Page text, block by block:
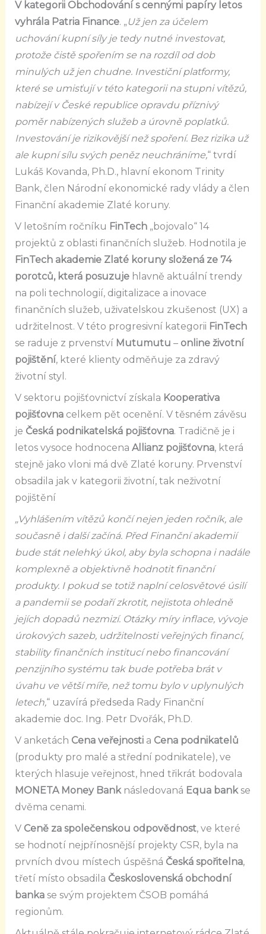
V kategorii Obchodování s cennými papíry letos
vyhrála Patria Finance. „Už jen za účelem
uchování kupní síly je tedy nutné investovat,
protože čistě spořením se na rozdíl od dob
minulých už jen chudne. Investiční platformy,
které se umisťují v této kategorii na stupni vítězů,
nabízejí v České republice opravdu příznivý
poměr nabízených služeb a úrovně poplatků.
Investování je rizikovější než spoření. Bez rizika už
ale kupní sílu svých peněz neuchráníme,“ tvrdí
Lukáš Kovanda, Ph.D., hlavní ekonom Trinity
Bank, člen Národní ekonomické rady vlády a člen
Finanční akademie Zlaté koruny.
V letošním ročníku FinTech„bojovalo“ 14
projektů z oblasti finančních služeb. Hodnotila je
FinTech akademie Zlaté koruny složená ze 74
porotců, která posuzujehlavně aktuální trendy
na poli technologií, digitalizace a inovace
finančních služeb, uživatelskou zkušenost (UX) a
udržitelnost. V této progresivní kategorii FinTech
se raduje z prvenství Mutumutu – online životní
pojištění, které klienty odměňuje za zdravý
životní styl.
V sektoru pojišťovnictví získala Kooperativa
pojišťovna celkem pět ocenění. V těsném závěsu
je Česká podnikatelská pojišťovna. Tradičně je i
letos vysoce hodnocena Allianz pojišťovna, která
stejně jako vloni má dvě Zlaté koruny. Prvenství
obsadila jak v kategorii životní, tak neživotní
pojištění
„Vyhlášením vítězů končí nejen jeden ročník, ale
současně i další začíná. Před Finanční akademií
bude stát nelehký úkol, aby byla schopna i nadále
komplexně a objektivně hodnotit finanční
produkty. I pokud se totiž naplní celosvětové úsilí
a pandemii se podaří zkrotit, nejistota ohledně
jejích dopadů nezmizí. Otázky míry inflace, vývoje
úrokových sazeb, udržitelnosti veřejných financí,
stability finančních institucí nebo financování
penzijního systému tak bude potřeba brát v
úvahu ve větší míře, než tomu bylo v uplynulých
letech,“ uzavírá předseda Rady Finanční
akademie doc. Ing. Petr Dvořák, Ph.D.
V anketách Cena veřejnostia Cena podnikatelů
(produkty pro malé a střední podnikatele), ve
kterých hlasuje veřejnost, hned třikrát bodovala
MONETA Money Banknásledovaná Equa bankse
dvěma cenami.
V Ceně za společenskou odpovědnost, ve které
se hodnotí nejpřínosnější projekty CSR, byla na
prvních dvou místech úspěšná Česká spořitelna,
třetí místo obsadila Československá obchodní
bankase svým projektem ČSOB pomáhá
regionům.